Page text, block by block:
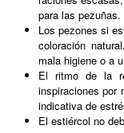
para las pezuñas.
Los pezones si
coloración
mala higiene o a
El ritmo de la
inspiraciones por
indicativa de
El estiércol no